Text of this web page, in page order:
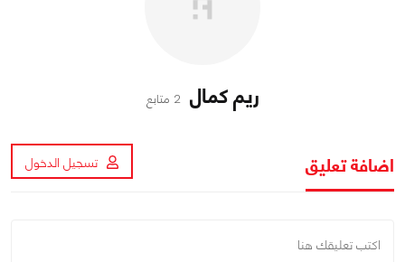
ريم كمال 2 متابع
اضافة تعليق تسجيل الدخول